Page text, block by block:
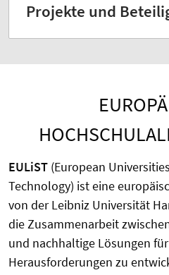
Projekte und
EULiST (European
Technology) ist eine
von der Leibniz Universität
die Zusammenarbeit
und nachhaltige Lösungen
Herausforderungen zu